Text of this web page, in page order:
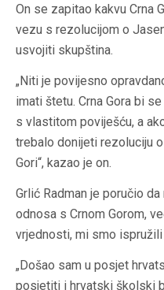
On se zapitao kakvu Crna
vezu s rezolucijom o
usvojiti skupština.
„Niti je povijesno
imati štetu. Crna Gora bi
s vlastitom poviješću, a
trebalo donijeti rezoluciju
Gori“, kazao je on.
Grlić Radman je poručio
odnosa s Crnom Gorom,
vrjednosti, mi smo ispružili
„Došao sam u posjet
posjetiti i hrvatski školski